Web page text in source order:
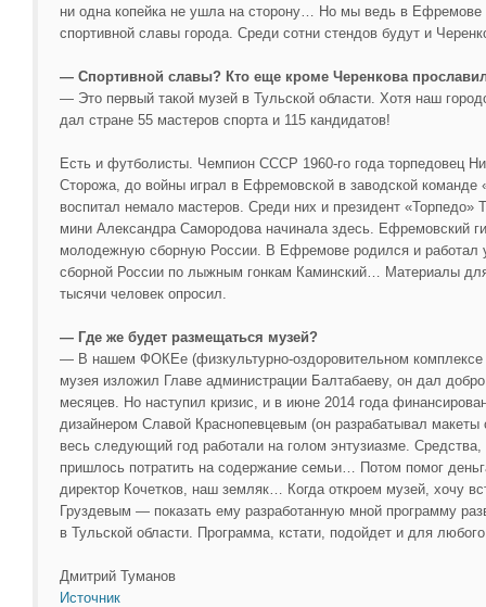
ни одна копейка не ушла на сторону… Но мы ведь в Ефремове
спортивной славы города. Среди сотни стендов будут и
— Спортивной славы? Кто еще кроме Черенкова
— Это первый такой музей в Тульской области. Хотя наш
дал стране 55 мастеров спорта и 115 кандидатов!
Есть и футболисты. Чемпион СССР 1960-го года торпедовец
Сторожа, до войны играл в Ефремовской в заводской команде
воспитал немало мастеров. Среди них и президент «Торпедо»
мини Александра Самородова начинала здесь. Ефремовский
молодежную сборную России. В Ефремове родился и работал
сборной России по лыжным гонкам Каминский… Материалы
тысячи человек опросил.
— Где же будет размещаться музей?
— В нашем ФОКЕе (физкультурно-оздоровительном
музея изложил Главе администрации Балтабаеву, он дал
месяцев. Но наступил кризис, и в июне 2014 года
дизайнером Славой Краснопевцевым (он разрабатывал
весь следующий год работали на голом энтузиазме.
пришлось потратить на содержание семьи… Потом помог
директор Кочетков, наш земляк… Когда откроем музей, хочу
Груздевым — показать ему разработанную мной программу
в Тульской области. Программа, кстати, подойдет и для
Дмитрий Туманов
Источник